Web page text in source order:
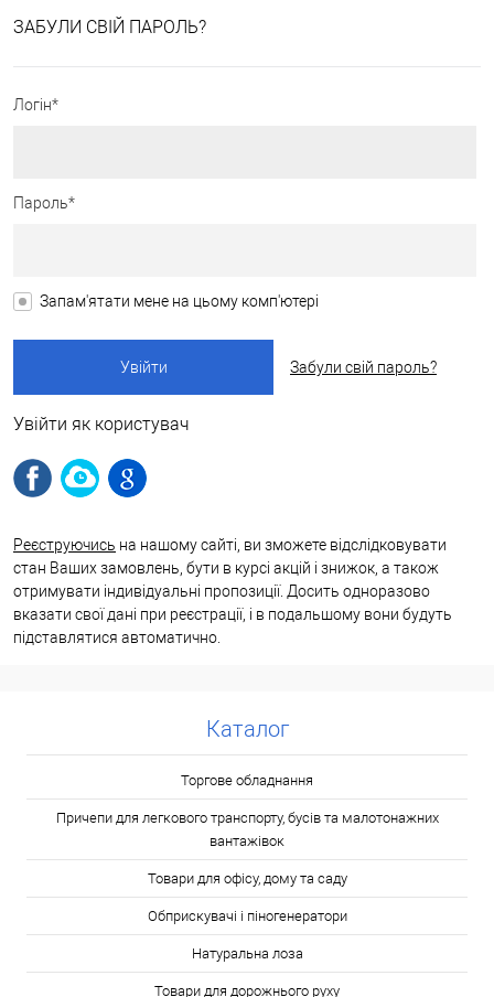
ЗАБУЛИ СВІЙ ПАРОЛЬ?
Логін*
Пароль*
Запам'ятати мене на цьому комп'ютері
Забули свій пароль?
Увійти як користувач
Реєструючись на нашому сайті, ви зможете відслідковувати
стан Ваших замовлень, бути в курсі акцій і знижок, а також
отримувати індивідуальні пропозиції. Досить одноразово
вказати свої дані при реєстрації, і в подальшому вони будуть
підставлятися автоматично.
Каталог
Торгове обладнання
Причепи для легкового транспорту, бусів та малотонажних
вантажівок
Товари для офісу, дому та саду
Обприскувачі і піногенератори
Натуральна лоза
Товари для дорожнього руху